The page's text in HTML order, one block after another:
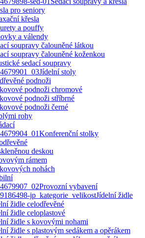
pro seniory
křesla
a pouffy
a válendy
soupravy čalouněné látkou
soupravy čalouněné koženkou
sedací soupravy
Jídelní stoly
podnoži
podnoži chromové
podnoži stříbrné
podnoži černé
rohy
Konferenční stolky
deskou
rámem
nohách
Provozní vybavení
Jídelní židle
židle celodřevěné
židle celoplastové
židle s kovovými nohami
židle s plastovým sedákem a opěrákem